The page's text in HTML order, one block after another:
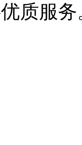
质服务